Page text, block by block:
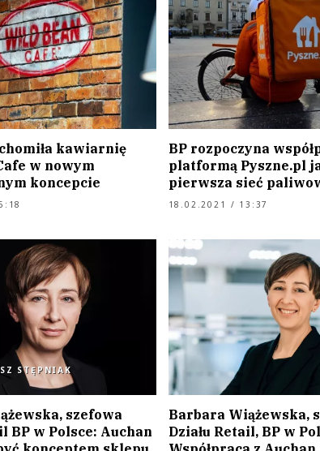
kawiarnię
w nowym
koncepcie
BP rozpoczyna
platformą Pyszne.pl
pierwsza sieć
18.02.2021 / 13:37
STĘPNIAK
szefowa
BP w Polsce: Auchan
Barbara Wiążewska,
Działu Retail, BP w